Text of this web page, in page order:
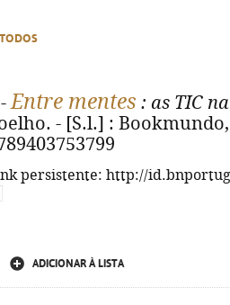
-Entre mentes : as TIC
- [S.l.] :
persistente: http://
ADICIONAR À LISTA